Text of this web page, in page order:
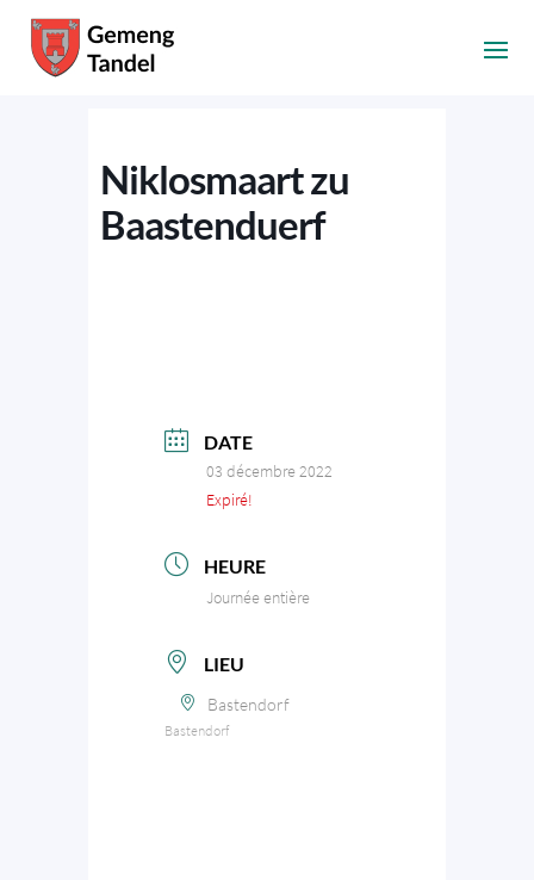
Niklosmaart zu
Baastenduerf
DATE
03 décembre 2022
Expiré!
HEURE
Journée entière
LIEU
Bastendorf
Bastendorf